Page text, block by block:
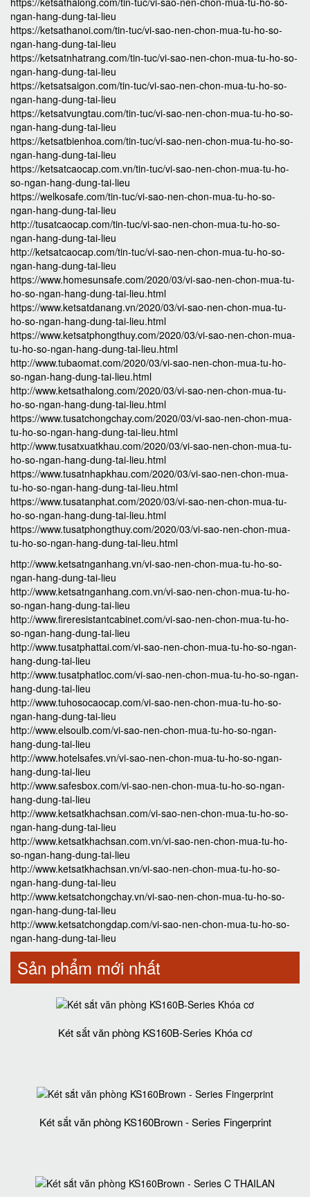
ngan-hang-dung-tai-lieu
https://ketsathanoi.com/tin-tuc/vi-sao-nen-chon-mua-tu-ho-so-
ngan-hang-dung-tai-lieu
https://ketsatnhatrang.com/tin-tuc/vi-sao-nen-chon-mua-tu-ho-so-
ngan-hang-dung-tai-lieu
https://ketsatsaigon.com/tin-tuc/vi-sao-nen-chon-mua-tu-ho-so-
ngan-hang-dung-tai-lieu
https://ketsatvungtau.com/tin-tuc/vi-sao-nen-chon-mua-tu-ho-so-
ngan-hang-dung-tai-lieu
https://ketsatbienhoa.com/tin-tuc/vi-sao-nen-chon-mua-tu-ho-so-
ngan-hang-dung-tai-lieu
https://ketsatcaocap.com.vn/tin-tuc/vi-sao-nen-chon-mua-tu-ho-
so-ngan-hang-dung-tai-lieu
https://welkosafe.com/tin-tuc/vi-sao-nen-chon-mua-tu-ho-so-
ngan-hang-dung-tai-lieu
http://tusatcaocap.com/tin-tuc/vi-sao-nen-chon-mua-tu-ho-so-
ngan-hang-dung-tai-lieu
http://ketsatcaocap.com/tin-tuc/vi-sao-nen-chon-mua-tu-ho-so-
ngan-hang-dung-tai-lieu
https://www.homesunsafe.com/2020/03/vi-sao-nen-chon-mua-tu-
ho-so-ngan-hang-dung-tai-lieu.html
https://www.ketsatdanang.vn/2020/03/vi-sao-nen-chon-mua-tu-
ho-so-ngan-hang-dung-tai-lieu.html
https://www.ketsatphongthuy.com/2020/03/vi-sao-nen-chon-mua-
tu-ho-so-ngan-hang-dung-tai-lieu.html
http://www.tubaomat.com/2020/03/vi-sao-nen-chon-mua-tu-ho-
so-ngan-hang-dung-tai-lieu.html
http://www.ketsathalong.com/2020/03/vi-sao-nen-chon-mua-tu-
ho-so-ngan-hang-dung-tai-lieu.html
https://www.tusatchongchay.com/2020/03/vi-sao-nen-chon-mua-
tu-ho-so-ngan-hang-dung-tai-lieu.html
http://www.tusatxuatkhau.com/2020/03/vi-sao-nen-chon-mua-tu-
ho-so-ngan-hang-dung-tai-lieu.html
https://www.tusatnhapkhau.com/2020/03/vi-sao-nen-chon-mua-
tu-ho-so-ngan-hang-dung-tai-lieu.html
https://www.tusatanphat.com/2020/03/vi-sao-nen-chon-mua-tu-
ho-so-ngan-hang-dung-tai-lieu.html
https://www.tusatphongthuy.com/2020/03/vi-sao-nen-chon-mua-
tu-ho-so-ngan-hang-dung-tai-lieu.html
http://www.ketsatnganhang.vn/vi-sao-nen-chon-mua-tu-ho-so-
ngan-hang-dung-tai-lieu
http://www.ketsatnganhang.com.vn/vi-sao-nen-chon-mua-tu-ho-
so-ngan-hang-dung-tai-lieu
http://www.fireresistantcabinet.com/vi-sao-nen-chon-mua-tu-ho-
so-ngan-hang-dung-tai-lieu
http://www.tusatphattai.com/vi-sao-nen-chon-mua-tu-ho-so-ngan-
hang-dung-tai-lieu
http://www.tusatphatloc.com/vi-sao-nen-chon-mua-tu-ho-so-ngan-
hang-dung-tai-lieu
http://www.tuhosocaocap.com/vi-sao-nen-chon-mua-tu-ho-so-
ngan-hang-dung-tai-lieu
http://www.elsoulb.com/vi-sao-nen-chon-mua-tu-ho-so-ngan-
hang-dung-tai-lieu
http://www.hotelsafes.vn/vi-sao-nen-chon-mua-tu-ho-so-ngan-
hang-dung-tai-lieu
http://www.safesbox.com/vi-sao-nen-chon-mua-tu-ho-so-ngan-
hang-dung-tai-lieu
http://www.ketsatkhachsan.com/vi-sao-nen-chon-mua-tu-ho-so-
ngan-hang-dung-tai-lieu
http://www.ketsatkhachsan.com.vn/vi-sao-nen-chon-mua-tu-ho-
so-ngan-hang-dung-tai-lieu
http://www.ketsatkhachsan.vn/vi-sao-nen-chon-mua-tu-ho-so-
ngan-hang-dung-tai-lieu
http://www.ketsatchongchay.vn/vi-sao-nen-chon-mua-tu-ho-so-
ngan-hang-dung-tai-lieu
http://www.ketsatchongdap.com/vi-sao-nen-chon-mua-tu-ho-so-
ngan-hang-dung-tai-lieu
Sản phẩm mới nhất
Két sắt văn phòng KS160B-Series Khóa cơ
Két sắt văn phòng KS160Brown - Series Fingerprint